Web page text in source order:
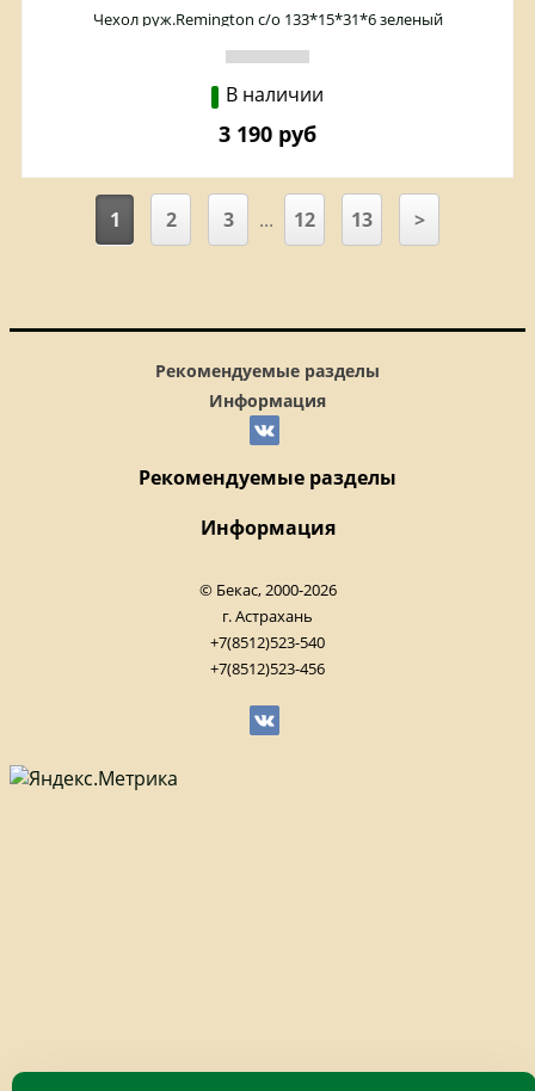
Чехол руж.Remington с/о 133*15*31*6 зеленый
В наличии
3 190 руб
1 2 3 ... 12 13 >
Рекомендуемые разделы
Информация
Рекомендуемые разделы
Информация
© Бекас, 2000-2026
г. Астрахань
+7(8512)523-540
+7(8512)523-456